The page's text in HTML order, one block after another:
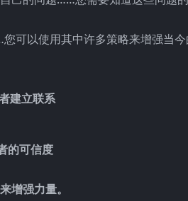
可以使用其中许多策略来增强当
建立联系
的可信度
增强力量。